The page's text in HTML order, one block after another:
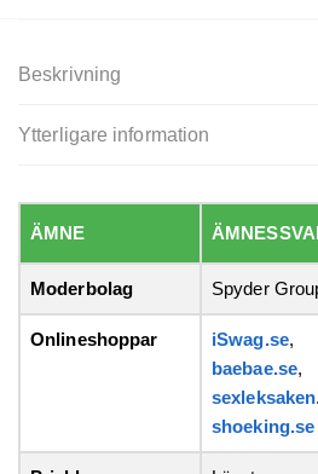
Beskrivning
Ytterligare information
ÄMNE
Moderbolag Spyder
Onlineshoppar iSwag.se,
baebae.se,
shoeking.se